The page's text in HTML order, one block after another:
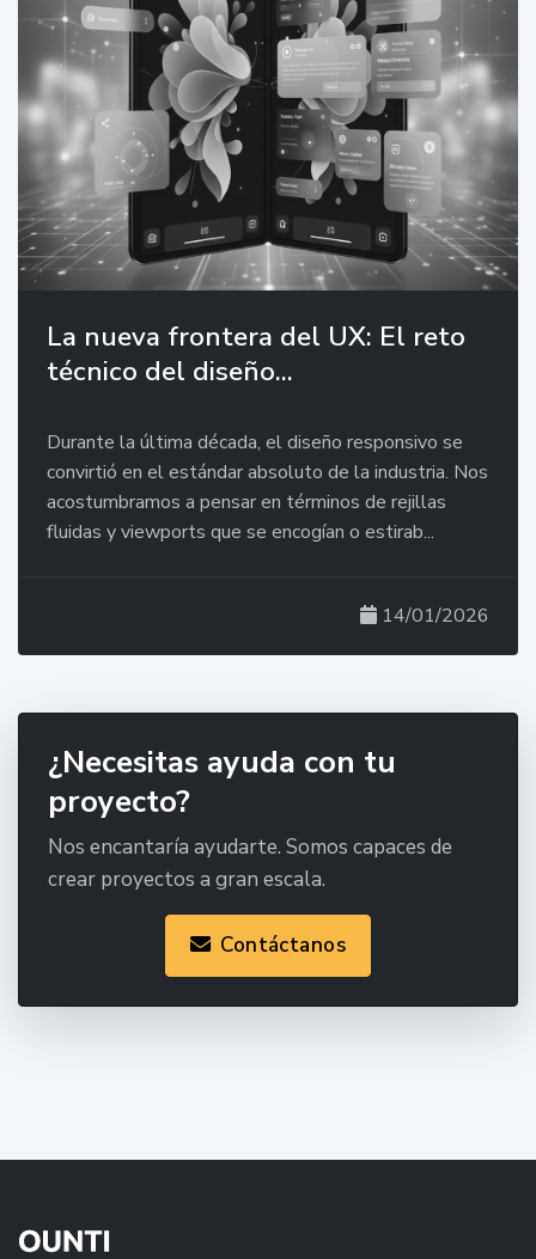
La nueva frontera del UX: El reto
técnico del diseño...
Durante la última década, el diseño responsivo se
convirtió en el estándar absoluto de la industria. Nos
acostumbramos a pensar en términos de rejillas
fluidas y viewports que se encogían o estirab...
14/01/2026
¿Necesitas ayuda con tu
proyecto?
Nos encantaría ayudarte. Somos capaces de
crear proyectos a gran escala.
Contáctanos